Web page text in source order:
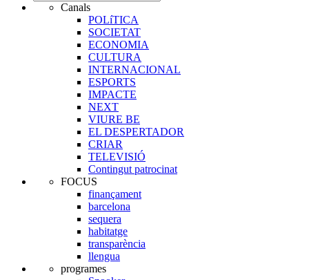
Canals
POLíTICA
SOCIETAT
ECONOMIA
CULTURA
INTERNACIONAL
ESPORTS
IMPACTE
NEXT
VIURE BE
EL DESPERTADOR
CRIAR
TELEVISIÓ
Contingut patrocinat
FOCUS
finançament
barcelona
sequera
habitatge
transparència
llengua
programes